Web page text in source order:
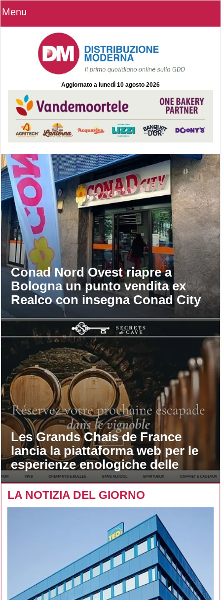
Menu
Aggiornato a lunedì 10 agosto 2026
Conad Nord Ovest riapre a
Bologna un punto vendita ex
Realco con insegna Conad City
Les Grands Chais de France
lancia la piattaforma web per le
esperienze enologiche delle
maison
LA NOTIZIA DEL GIORNO